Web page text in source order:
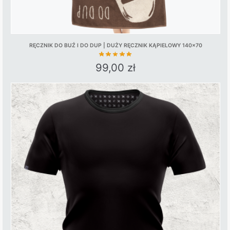
RĘCZNIK DO BUŹ I DO DUP | DUŻY RĘCZNIK KĄPIELOWY 140×70
99,00 zł